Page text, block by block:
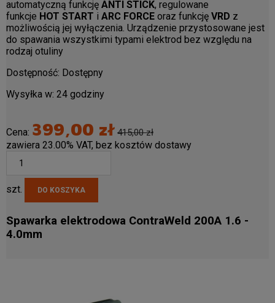
automatyczną funkcję ANTI STICK, regulowane
funkcje HOT START i ARC FORCE oraz funkcję VRD z
możliwością jej wyłączenia. Urządzenie przystosowane jest
do spawania wszystkimi typami elektrod bez względu na
rodzaj otuliny
Dostępność: Dostępny
Wysyłka w: 24 godziny
Cena: 399,00 zł 415,00 zł
zawiera 23.00% VAT, bez kosztów dostawy
szt. DO KOSZYKA
Spawarka elektrodowa ContraWeld 200A 1.6 -
4.0mm